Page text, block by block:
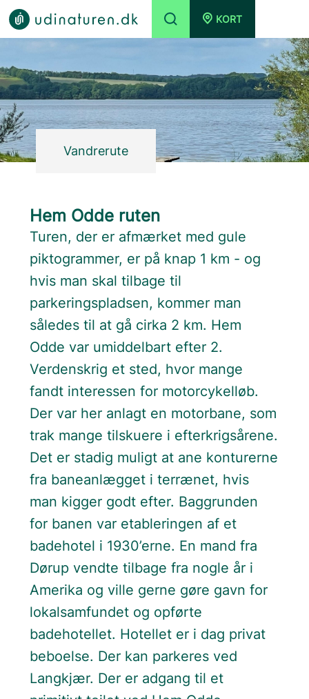
KORT
Vandrerute
Hem Odde ruten
Turen, der er afmærket med gule
piktogrammer, er på knap 1 km - og
hvis man skal tilbage til
parkeringspladsen, kommer man
således til at gå cirka 2 km. Hem
Odde var umiddelbart efter 2.
Verdenskrig et sted, hvor mange
fandt interessen for motorcykelløb.
Der var her anlagt en motorbane, som
trak mange tilskuere i efterkrigsårene.
Det er stadig muligt at ane konturerne
fra baneanlægget i terrænet, hvis
man kigger godt efter. Baggrunden
for banen var etableringen af et
badehotel i 1930’erne. En mand fra
Dørup vendte tilbage fra nogle år i
Amerika og ville gerne gøre gavn for
lokalsamfundet og opførte
badehotellet. Hotellet er i dag privat
beboelse. Der kan parkeres ved
Langkjær. Der er adgang til et